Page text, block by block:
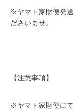
※ヤマト家財便発
ださいませ。
【注意事項】
※ヤマト家財便に